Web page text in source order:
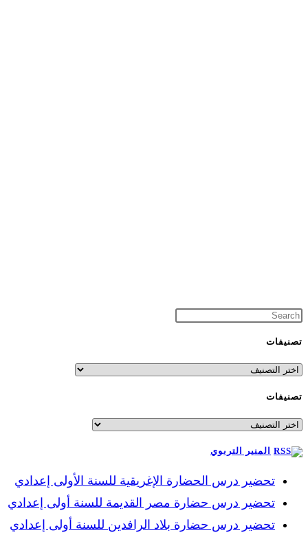
تصنيفات
تصنيفات
تصنيفات
تصنيفات
المنير التربوي
تحضير درس الحضارة الإغريقية للسنة الأولى إعدادي
تحضير درس حضارة مصر القديمة للسنة أولى إعدادي
تحضير درس حضارة بلاد الرافدين للسنة أولى إعدادي